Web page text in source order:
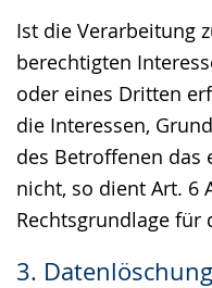
Ist die Verarbeitung
berechtigten
oder eines Dritten
die Interessen,
des Betroffenen das
nicht, so dient Art. 6
Rechtsgrundlage für
3.